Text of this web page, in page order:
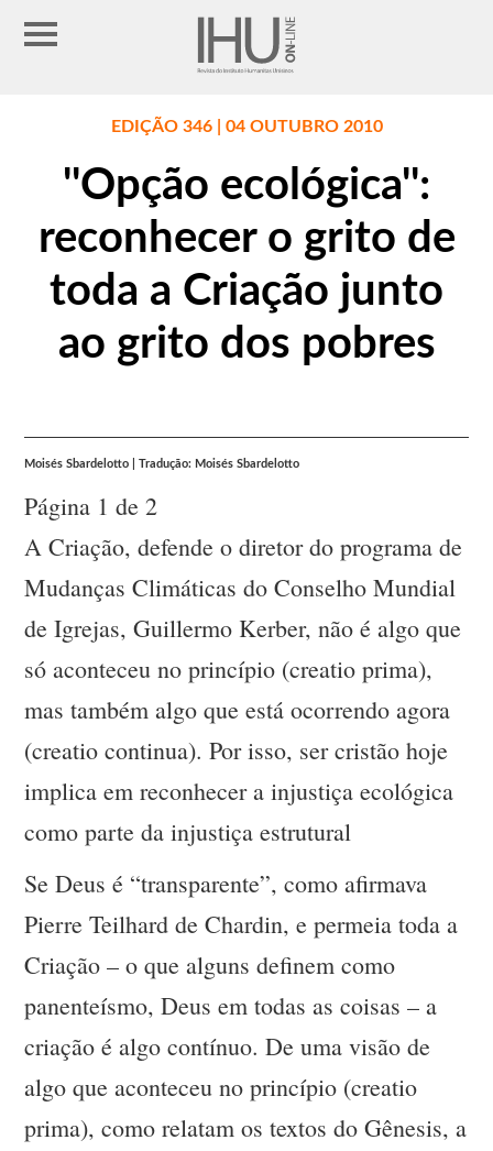
EDIÇÃO 346 | 04 OUTUBRO 2010
''Opção ecológica'':
reconhecer o grito de
toda a Criação junto
ao grito dos pobres
Moisés Sbardelotto | Tradução: Moisés Sbardelotto
Página 1 de 2
A Criação, defende o diretor do programa de
Mudanças Climáticas do Conselho Mundial
de Igrejas, Guillermo Kerber, não é algo que
só aconteceu no princípio (creatio prima),
mas também algo que está ocorrendo agora
(creatio continua). Por isso, ser cristão hoje
implica em reconhecer a injustiça ecológica
como parte da injustiça estrutural
Se Deus é “transparente”, como afirmava
Pierre Teilhard de Chardin, e permeia toda a
Criação – o que alguns definem como
panenteísmo, Deus em todas as coisas – a
criação é algo contínuo. De uma visão de
algo que aconteceu no princípio (creatio
prima), como relatam os textos do Gênesis, a